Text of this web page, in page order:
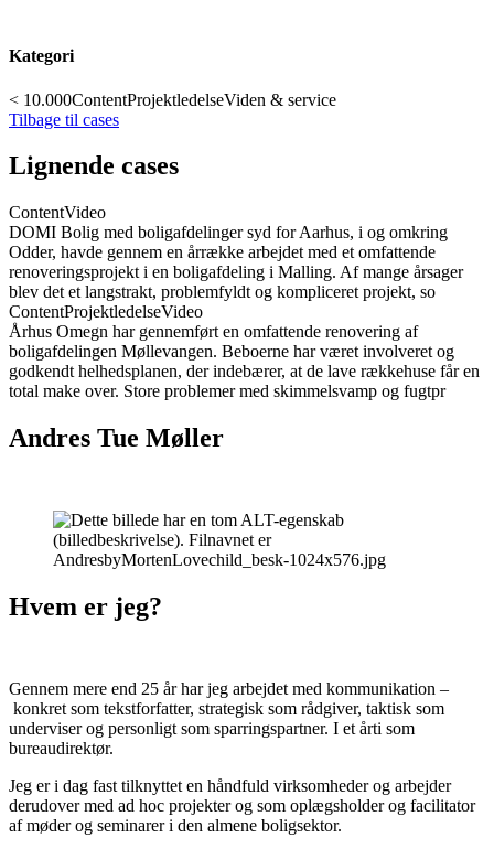
Kategori
< 10.000ContentProjektledelseViden & service
Tilbage til cases
Lignende cases
ContentVideo
DOMI Bolig med boligafdelinger syd for Aarhus, i og omkring
Odder, havde gennem en årrække arbejdet med et omfattende
renoveringsprojekt i en boligafdeling i Malling. Af mange årsager
blev det et langstrakt, problemfyldt og kompliceret projekt, so
ContentProjektledelseVideo
Århus Omegn har gennemført en omfattende renovering af
boligafdelingen Møllevangen. Beboerne har været involveret og
godkendt helhedsplanen, der indebærer, at de lave rækkehuse får en
total make over. Store problemer med skimmelsvamp og fugtpr
Andres Tue Møller
Hvem er jeg?
Gennem mere end 25 år har jeg arbejdet med kommunikation –
konkret som tekstforfatter, strategisk som rådgiver, taktisk som
underviser og personligt som sparringspartner. I et årti som
bureaudirektør.
Jeg er i dag fast tilknyttet en håndfuld virksomheder og arbejder
derudover med ad hoc projekter og som oplægsholder og facilitator
af møder og seminarer i den almene boligsektor.